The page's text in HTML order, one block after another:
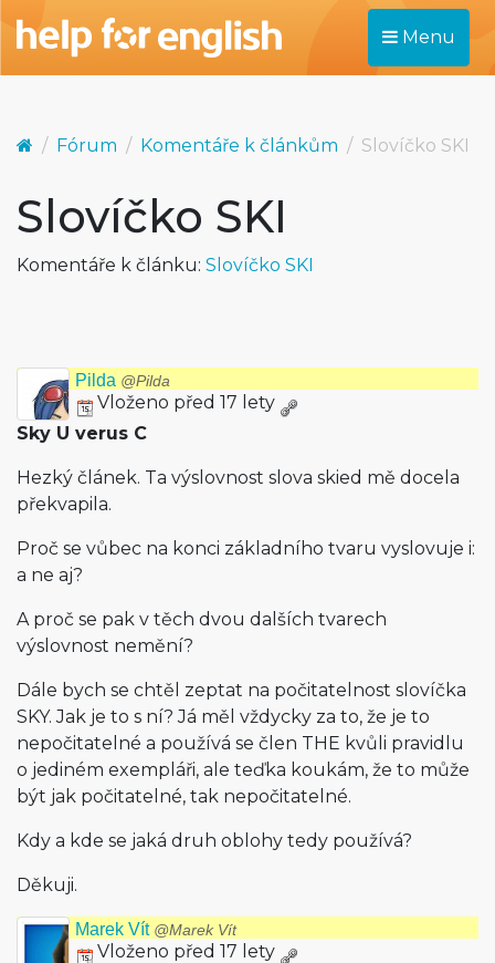
Menu
Fórum Komentáře k článkům Slovíčko SKI
Slovíčko SKI
Komentáře k článku: Slovíčko SKI
Pilda @Pilda
Vloženo před 17 lety
Sky U verus C
Hezký článek. Ta výslovnost slova skied mě docela
překvapila.
Proč se vůbec na konci základního tvaru vyslovuje i:
a ne aj?
A proč se pak v těch dvou dalších tvarech
výslovnost nemění?
Dále bych se chtěl zeptat na počitatelnost slovíčka
SKY. Jak je to s ní? Já měl vždycky za to, že je to
nepočitatelné a používá se člen THE kvůli pravidlu
o jediném exempláři, ale teďka koukám, že to může
být jak počitatelné, tak nepočitatelné.
Kdy a kde se jaká druh oblohy tedy používá?
Děkuji.
Marek Vít @Marek Vít
Vloženo před 17 lety